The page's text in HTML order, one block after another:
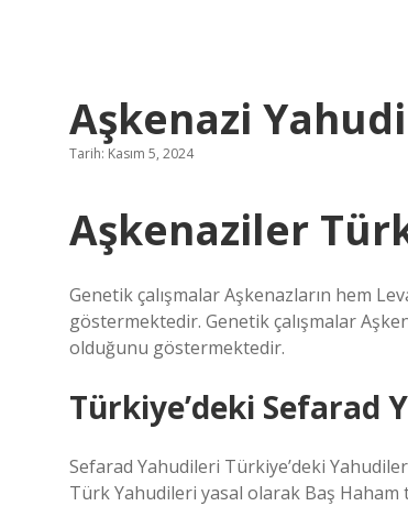
Aşkenazi
Tarih: Kasım 5, 2024
Aşkenaziler
Genetik çalışmalar Aşkenazların hem
göstermektedir. Genetik çalışmalar
olduğunu göstermektedir.
Türkiye’deki Sefarad
Sefarad Yahudileri Türkiye’deki
Türk Yahudileri yasal olarak Baş